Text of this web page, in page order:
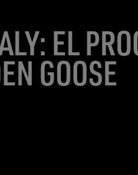
EL
GOOSE